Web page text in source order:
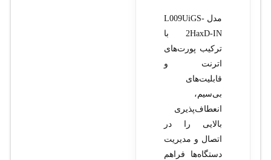
مدل L009UiGS-
2HaxD-IN با
ترکیب پورت‌های
اترنت و
قابلیت‌های
بی‌سیم،
انعطاف‌پذیری
بالایی را در
اتصال و مدیریت
دستگاه‌ها فراهم